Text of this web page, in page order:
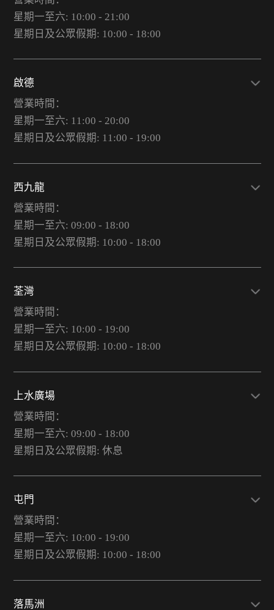
星期一至六: 10:00 - 21:00
星期日及公眾假期: 10:00 - 18:00
啟德
營業時間：
星期一至六: 11:00 - 20:00
星期日及公眾假期: 11:00 - 19:00
西九龍
營業時間：
星期一至六: 09:00 - 18:00
星期日及公眾假期: 10:00 - 18:00
荃灣
營業時間：
星期一至六: 10:00 - 19:00
星期日及公眾假期: 10:00 - 18:00
上水廣場
營業時間：
星期一至六: 09:00 - 18:00
星期日及公眾假期: 休息
屯門
營業時間：
星期一至六: 10:00 - 19:00
星期日及公眾假期: 10:00 - 18:00
落馬洲